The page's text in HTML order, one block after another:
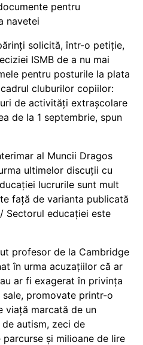
pentru
navetei
solicită, într-o petiție,
ISMB de a nu mai
pentru posturile la plata
cluburilor copiilor:
de activități extrașcolare
de la 1 septembrie, spun
al Muncii Dragos
ultimelor discuții cu
lucrurile sunt mult
față de varianta publicată
Sectorul educației este
profesor de la Cambridge
în urma acuzațiilor că ar
ar fi exagerat în privința
sale, promovate printr-o
viață marcată de un
autism, zeci de
parcurse și milioane de lire